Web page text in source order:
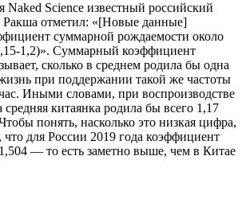
Naked Science известный российский
Ракша отметил: «[Новые данные]
суммарной рождаемости около
1,2)». Суммарный коэффициент
сколько в среднем родила бы одна
при поддержании такой же частоты
Иными словами, при воспроизводстве
средняя китаянка родила бы всего 1,17
понять, насколько это низкая цифра,
для России 2019 года коэффициент
— то есть заметно выше, чем в Китае